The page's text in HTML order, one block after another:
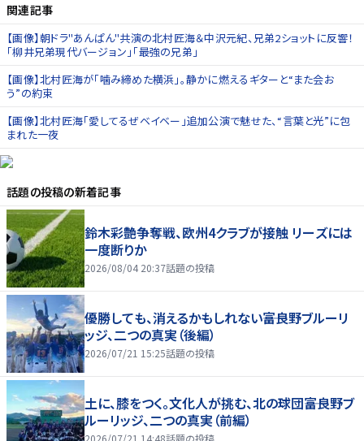
関連記事
【画像】朝ドラ"あんぱん"共演の北村匠海＆中沢元紀、兄弟2ショットに反響！
「柳井兄弟現代バージョン」「最強の兄弟」
【画像】北村匠海が「噛み締めた横浜」。静かに燃えるギターと“また会お
う”の約束
【画像】北村匠海「愛してるぜベイベー」追加公演で魅せた、“言葉と光”に包
まれた一夜
話題の投稿の新着記事
鈴木彩艶争奪戦、欧州4クラブが接触 リーズには
一度断りか
2026/08/04 20:37話題の投稿
優勝しても、消えるかもしれない――富良野ブルーリ
ッジ、二つの真実（後編）
2026/07/21 15:25話題の投稿
土に、膝をつく。文化人が挑む、北の球団――富良野ブ
ルーリッジ、二つの真実（前編）
2026/07/21 14:48話題の投稿